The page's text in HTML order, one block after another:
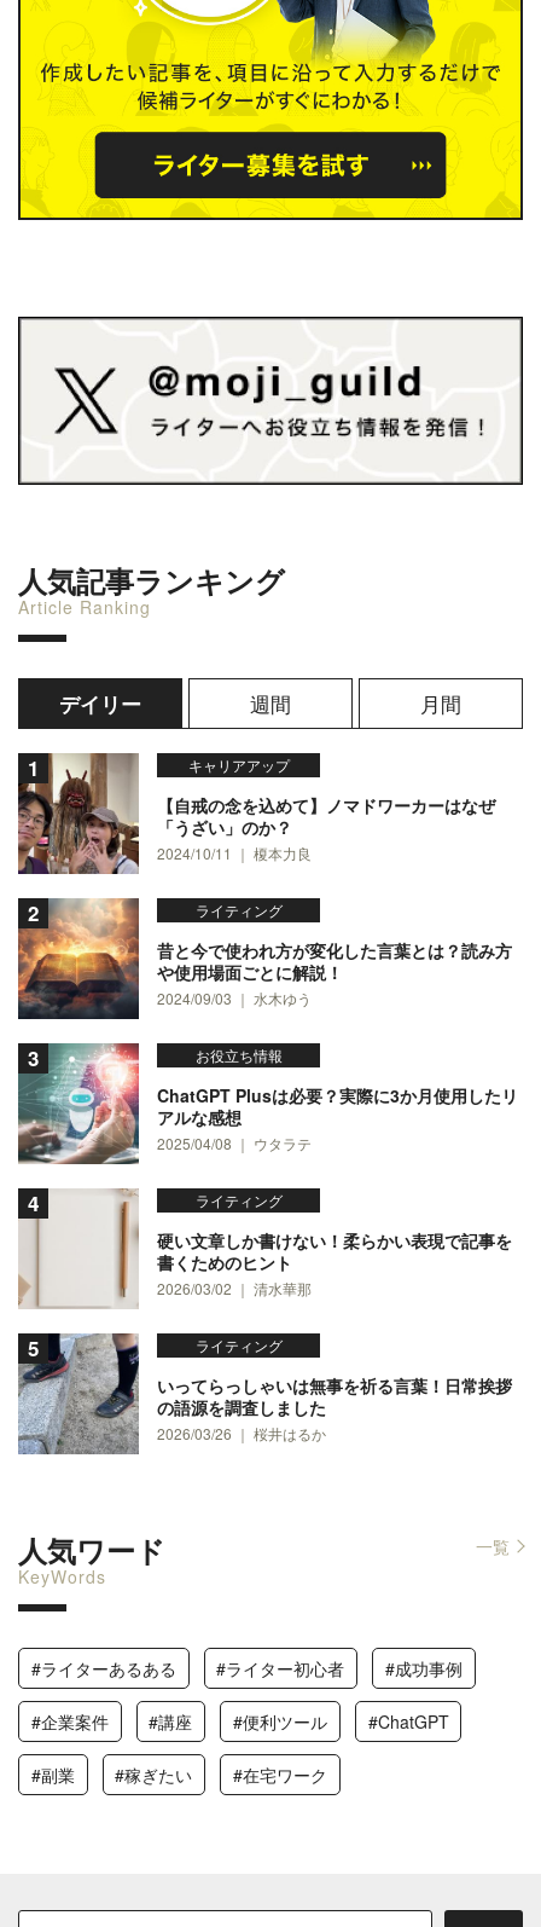
人気記事ランキング
Article Ranking
デイリー 週間 月間
キャリアアップ
【自戒の念を込めて】ノマドワーカーはなぜ
「うざい」のか？
2024/10/11 ｜ 榎本力良
ライティング
昔と今で使われ方が変化した言葉とは？読み方
や使用場面ごとに解説！
2024/09/03 ｜ 水木ゆう
お役立ち情報
ChatGPT Plusは必要？実際に3か月使用したリ
アルな感想
2025/04/08 ｜ ウタラテ
ライティング
硬い文章しか書けない！柔らかい表現で記事を
書くためのヒント
2026/03/02 ｜ 清水華那
ライティング
いってらっしゃいは無事を祈る言葉！日常挨拶
の語源を調査しました
2026/03/26 ｜ 桜井はるか
人気ワード
KeyWords
一覧
#ライターあるある #ライター初心者 #成功事例
#企業案件 #講座 #便利ツール #ChatGPT
#副業 #稼ぎたい #在宅ワーク